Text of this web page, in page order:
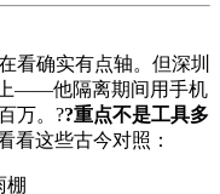
看确实有点轴。但深圳
——他隔离期间用手机
万。??重点不是工具多
看这些古今对照：
棚